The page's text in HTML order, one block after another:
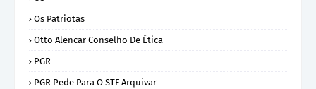
Os Patriotas
Otto Alencar Conselho De Ética
PGR
PGR Pede Para O STF Arquivar